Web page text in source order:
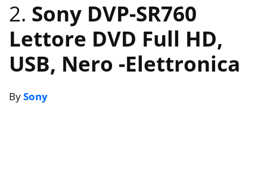
2. Sony DVP-SR760
Lettore DVD Full HD,
USB, Nero -Elettronica
BySony